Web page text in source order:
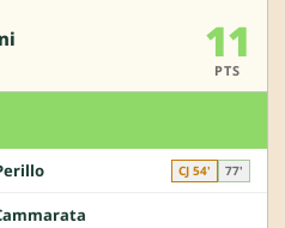
11
PTS
CJ 54' 77'